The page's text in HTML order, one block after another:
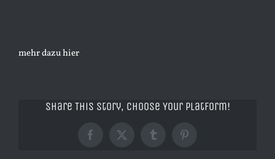
mehr dazu hier
Share This Story, Choose Your Platform!
Facebook
X TumblrPinterest